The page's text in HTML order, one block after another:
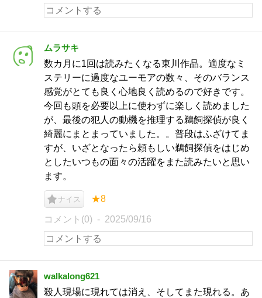
ムラサキ
数カ月に1回は読みたくなる東川作品。適度なミ
ステリーに過度なユーモアの数々、そのバランス
感覚がとても良く心地良く読めるので好きです。
今回も頭を必要以上に使わずに楽しく読めました
が、最後の犯人の動機を推理する鵜飼探偵が良く
綺麗にまとまっていました。。普段はふざけてま
すが、いざとなったら頼もしい鵜飼探偵をはじめ
としたいつもの面々の活躍をまた読みたいと思い
ます。
ナイス ★8
コメント(0) 2025/09/16
walkalong621
殺人現場に現れては消え、そしてまた現れる。あ